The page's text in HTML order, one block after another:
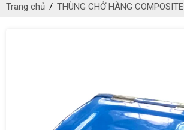
Trang chủ THÙNG CHỞ HÀNG COMPOSITE